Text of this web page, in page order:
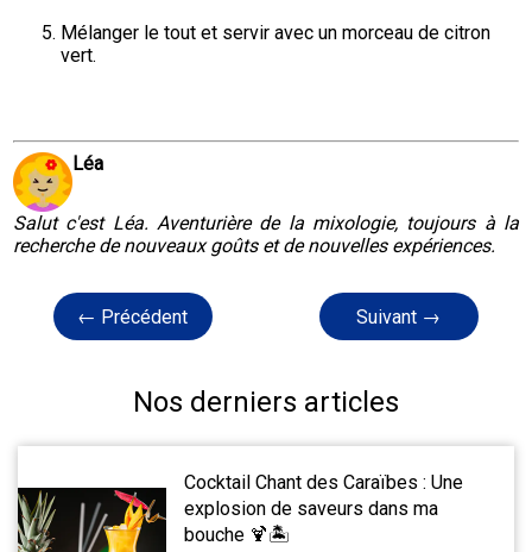
Mélanger le tout et servir avec un morceau de citron
vert.
Léa
Salut c'est Léa. Aventurière de la mixologie, toujours à la
recherche de nouveaux goûts et de nouvelles expériences.
← Précédent Suivant →
Nos derniers articles
Cocktail Chant des Caraïbes : Une
explosion de saveurs dans ma
bouche 🍹🏝️